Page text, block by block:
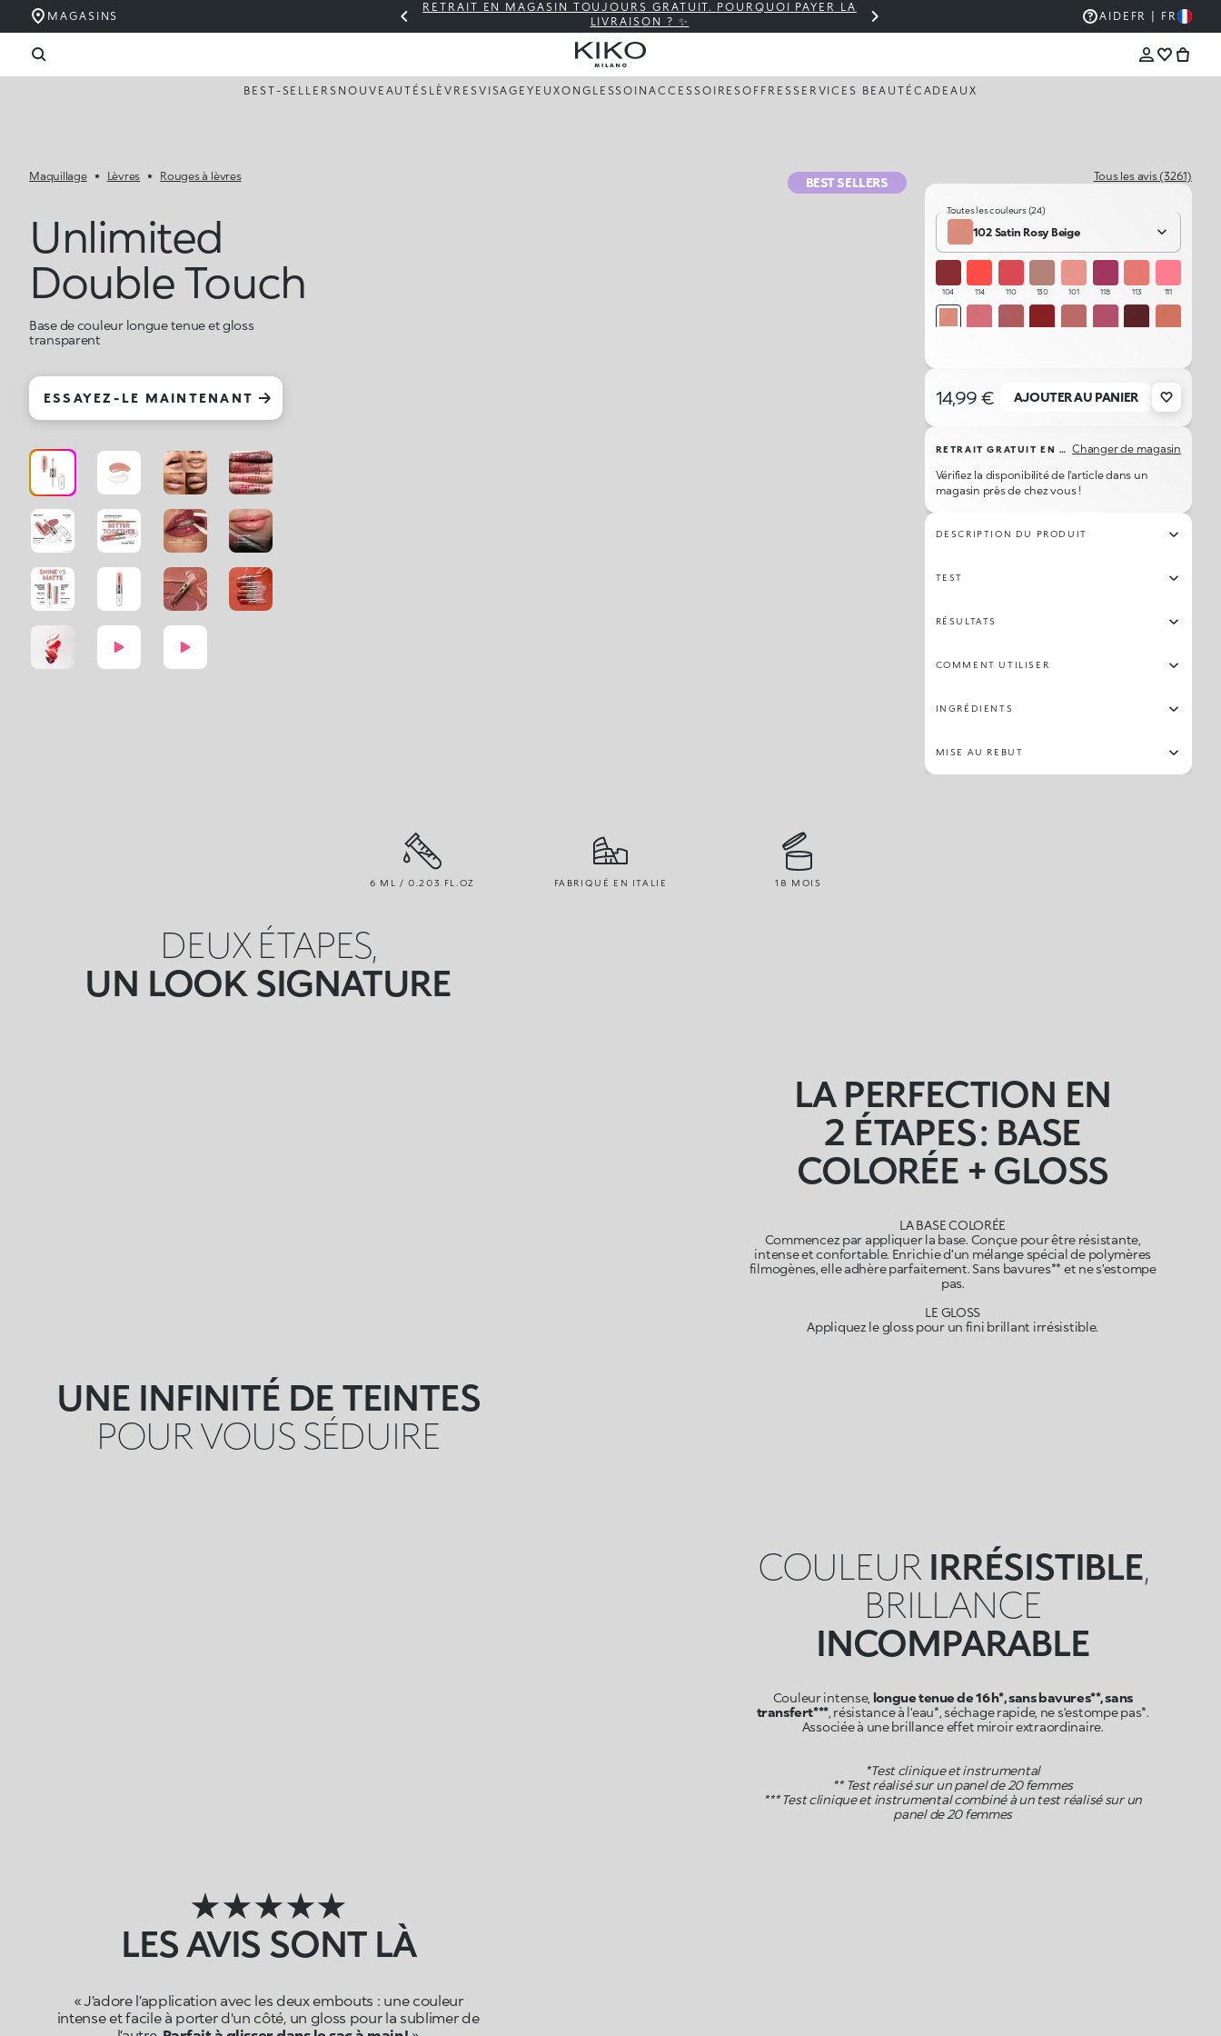
MAGASINS
RETRAIT EN MAGASIN TOUJOURS GRATUIT. POURQUOI PAYER LA
LIVRAISON ? ✨
PANIER À 30 € ? LIVRAISON OFFERTE
AIDE FR | FR
BEST-SELLERS NOUVEAUTÉS LÈVRESVISAGEYEUXONGLESSOINACCESSOIRESOFFRESSERVICES BEAUTÉ CADEAUX
Maquillage Lèvres Rouges à lèvres
Unlimited
Double Touch
Base de couleur longue tenue et gloss
transparent
ESSAYEZ-LE MAINTENANT
BEST SELLERS Tous les avis (3261)
Toutes les couleurs (24)
102 Satin Rosy Beige
104 114 110 130 101 118 113 111
14,99 € AJOUTER AU PANIER
RETRAIT GRATUIT EN MAGASIN
Changer de magasin
Vérifiez la disponibilité de l'article dans un
magasin près de chez vous !
DESCRIPTION DU PRODUIT
TEST
RÉSULTATS
COMMENT UTILISER
INGRÉDIENTS
MISE AU REBUT
6 ML / 0.203 FL.OZ FABRIQUÉ EN ITALIE 18 MOIS
DEUX ÉTAPES,
UN LOOK SIGNATURE
LA PERFECTION EN
2 ÉTAPES : BASE
COLORÉE + GLOSS
LA BASE COLORÉE
Commencez par appliquer la base. Conçue pour être résistante,
intense et confortable. Enrichie d’un mélange spécial de polymères
filmogènes, elle adhère parfaitement. Sans bavures** et ne s’estompe
pas.
LE GLOSS
Appliquez le gloss pour un fini brillant irrésistible.
UNE INFINITÉ DE TEINTES
POUR VOUS SÉDUIRE
COULEUR IRRÉSISTIBLE,
BRILLANCE
INCOMPARABLE
Couleur intense, longue tenue de 16 h*, sans bavures**, sans
transfert***, résistance à l’eau*, séchage rapide, ne s’estompe pas*.
Associée à une brillance effet miroir extraordinaire.
*Test clinique et instrumental
** Test réalisé sur un panel de 20 femmes
*** Test clinique et instrumental combiné à un test réalisé sur un
panel de 20 femmes
★★★★★
LES AVIS SONT LÀ
« J’adore l’application avec les deux embouts : une couleur
intense et facile à porter d'un côté, un gloss pour la sublimer de